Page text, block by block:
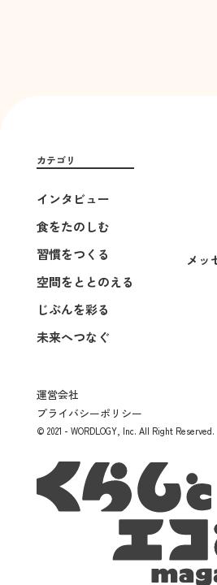
カテゴリ
インタビュー
食をたのしむ
習慣をつくる
空間をととのえる
じぶんを彩る
未来へつなぐ
メッ
運営会社
プライバシーポリシー
© 2021 - WORDLOGY, Inc. All Right Reserved.